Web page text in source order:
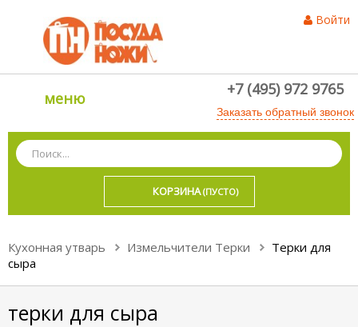
Войти
меню +7 (495) 972 9765
Заказать обратный звонок
КОРЗИНА (ПУСТО)
Кухонная утварь Измельчители Терки
Терки для
сыра
терки для сыра